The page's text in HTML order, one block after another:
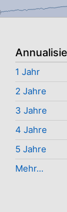
1 Jahr
2 Jahre
3 Jahre
4 Jahre
5 Jahre
Mehr...